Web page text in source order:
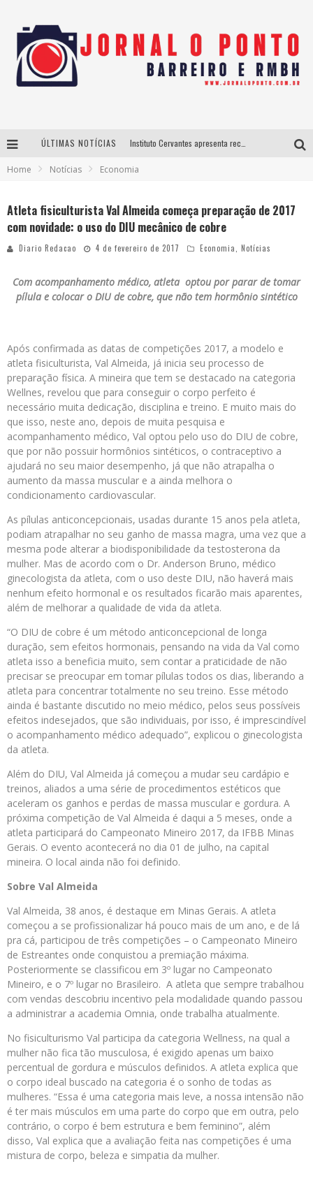
ÚLTIMAS NOTÍCIAS
Home Notícias Economia
Atleta fisiculturista Val Almeida começa preparação de 2017
com novidade: o uso do DIU mecânico de cobre
Diario Redacao 4 de fevereiro de 2017 Economia Notícias
Com acompanhamento médico, atleta optou por parar de tomar
pílula e colocar o DIU de cobre, que não tem hormônio sintético
Após confirmada as datas de competições 2017, a modelo e
atleta fisiculturista, Val Almeida, já inicia seu processo de
preparação física. A mineira que tem se destacado na categoria
Wellnes, revelou que para conseguir o corpo perfeito é
necessário muita dedicação, disciplina e treino. E muito mais do
que isso, neste ano, depois de muita pesquisa e
acompanhamento médico, Val optou pelo uso do DIU de cobre,
que por não possuir hormônios sintéticos, o contraceptivo a
ajudará no seu maior desempenho, já que não atrapalha o
aumento da massa muscular e a ainda melhora o
condicionamento cardiovascular.
As pílulas anticoncepcionais, usadas durante 15 anos pela atleta,
podiam atrapalhar no seu ganho de massa magra, uma vez que a
mesma pode alterar a biodisponibilidade da testosterona da
mulher. Mas de acordo com o Dr. Anderson Bruno, médico
ginecologista da atleta, com o uso deste DIU, não haverá mais
nenhum efeito hormonal e os resultados ficarão mais aparentes,
além de melhorar a qualidade de vida da atleta.
“O DIU de cobre é um método anticoncepcional de longa
duração, sem efeitos hormonais, pensando na vida da Val como
atleta isso a beneficia muito, sem contar a praticidade de não
precisar se preocupar em tomar pílulas todos os dias, liberando a
atleta para concentrar totalmente no seu treino. Esse método
ainda é bastante discutido no meio médico, pelos seus possíveis
efeitos indesejados, que são individuais, por isso, é imprescindível
o acompanhamento médico adequado”, explicou o ginecologista
da atleta.
Além do DIU, Val Almeida já começou a mudar seu cardápio e
treinos, aliados a uma série de procedimentos estéticos que
aceleram os ganhos e perdas de massa muscular e gordura. A
próxima competição de Val Almeida é daqui a 5 meses, onde a
atleta participará do Campeonato Mineiro 2017, da IFBB Minas
Gerais. O evento acontecerá no dia 01 de julho, na capital
mineira. O local ainda não foi definido.
Sobre Val Almeida
Val Almeida, 38 anos, é destaque em Minas Gerais. A atleta
começou a se profissionalizar há pouco mais de um ano, e de lá
pra cá, participou de três competições – o Campeonato Mineiro
de Estreantes onde conquistou a premiação máxima.
Posteriormente se classificou em 3º lugar no Campeonato
Mineiro, e o 7º lugar no Brasileiro. A atleta que sempre trabalhou
com vendas descobriu incentivo pela modalidade quando passou
a administrar a academia Omnia, onde trabalha atualmente.
No fisiculturismo Val participa da categoria Wellness, na qual a
mulher não fica tão musculosa, é exigido apenas um baixo
percentual de gordura e músculos definidos. A atleta explica que
o corpo ideal buscado na categoria é o sonho de todas as
mulheres. “Essa é uma categoria mais leve, a nossa intensão não
é ter mais músculos em uma parte do corpo que em outra, pelo
contrário, o corpo é bem estrutura e bem feminino”, além
disso, Val explica que a avaliação feita nas competições é uma
mistura de corpo, beleza e simpatia da mulher.